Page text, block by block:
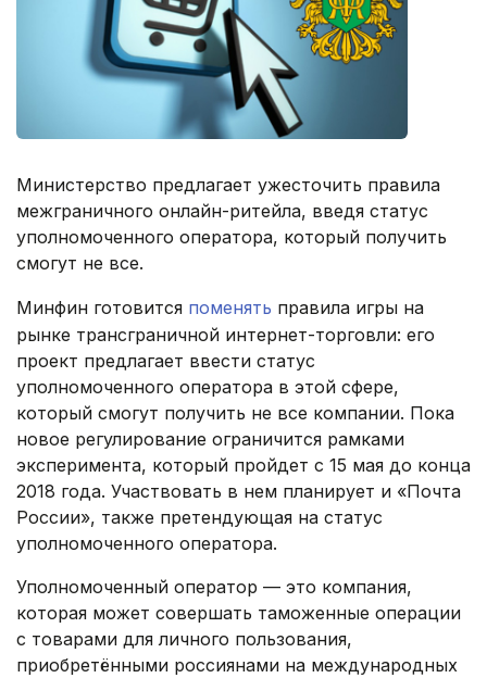
Министерство предлагает ужесточить правила
межграничного онлайн-ритейла, введя статус
уполномоченного оператора, который получить
смогут не все.
Минфин готовится поменять правила игры на
рынке трансграничной интернет-торговли: его
проект предлагает ввести статус
уполномоченного оператора в этой сфере,
который смогут получить не все компании. Пока
новое регулирование ограничится рамками
эксперимента, который пройдет с 15 мая до конца
2018 года. Участвовать в нем планирует и «Почта
России», также претендующая на статус
уполномоченного оператора.
Уполномоченный оператор — это компания,
которая может совершать таможенные операции
с товарами для личного пользования,
приобретёнными россиянами на международных